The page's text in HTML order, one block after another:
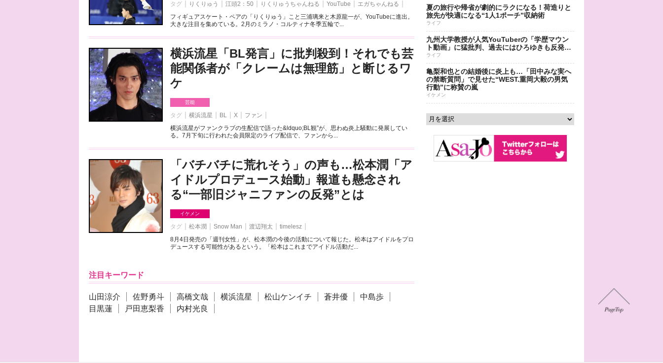
タグ りくりゅう 江頭2：50 りくりゅうちゃんねる YouTube
エガちゃんねる
フィギュアスケート・ペアの「りくりゅう」こと三浦璃来と木原龍一が、YouTubeに進出。
大きな注目を集めている。2月のミラノ・コルティナ冬季五輪で...
横浜流星「BL発言」に批判殺到！それでも芸
能関係者が「クレームは無理筋」と断じるワ
ケ
芸能
タグ 横浜流星 BL X
ファン
横浜流星がファンクラブの生配信で語った&ldquo;BL観”が、思わぬ炎上騒動に発展してい
る。7月下旬に行われた会員限定のライブ配信で、ファンから...
「バチバチに荒れそう」の声も…松本潤「ア
イドルプロデュース始動」報道も懸念され
る“一部旧ジャニファンの反発”とは
イケメン
タグ 松本潤 Snow Man 渡辺翔太
timelesz
8月4日発売の「週刊女性」が、松本潤の今後の活動について報じた。松本はアイドルをプロ
デュースする可能性があるという。「松本はこれまでアイドル活動だ...
注目キーワード
山田涼介 佐野勇斗 高橋文哉 横浜流星 松山ケンイチ 蒼井優
中島歩
目黒蓮
戸田恵梨香 内村光良
夏の旅行や帰省が劇的にラクになる！荷造りと
旅先が快適になる“1人1ポーチ”収納術
ライフ
九州大学教授が人気YouTuberの「学歴マウン
ト動画」に猛批判、過去にはひろゆきも反発…
ライフ
亀梨和也との結婚後に炎上も…「田中みな実へ
の禁断質問」で見せた“WEST.重岡大毅の男気
行動”に称賛の嵐
イケメン